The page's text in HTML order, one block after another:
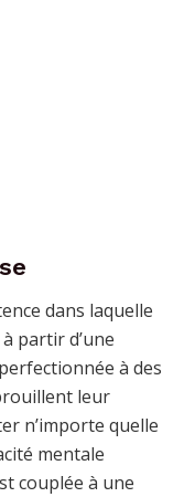
dans laquelle
partir d’une
à des
leur
n’importe quelle
mentale
couplée à une